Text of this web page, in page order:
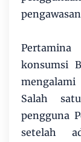
konsumsi
Salah
pengguna
setelah